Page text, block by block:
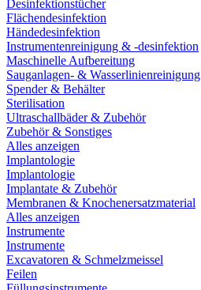
Desinfektionstücher
Flächendesinfektion
Händedesinfektion
Instrumentenreinigung & -desinfektion
Maschinelle Aufbereitung
Sauganlagen- & Wasserlinienreinigung
Spender & Behälter
Sterilisation
Ultraschallbäder & Zubehör
Zubehör & Sonstiges
Alles anzeigen
Implantologie
Implantologie
Implantate & Zubehör
Membranen & Knochenersatzmaterial
Alles anzeigen
Instrumente
Instrumente
Excavatoren & Schmelzmeissel
Feilen